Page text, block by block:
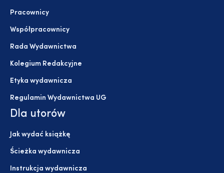
Pracownicy
Współpracownicy
Rada Wydawnictwa
Kolegium Redakcyjne
Etyka wydawnicza
Regulamin Wydawnictwa UG
Dla utorów
Jak wydać książkę
Ścieżka wydawnicza
Instrukcja wydawnicza